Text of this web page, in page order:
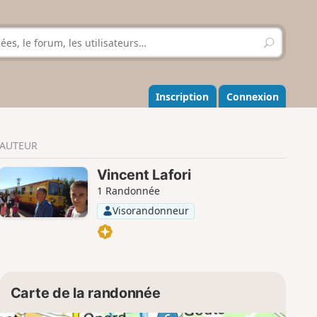
R
e
h
e
r
r
Inscription Connexion
AUTEUR
Vincent Lafori
1 Randonnée
Visorandonneur
Carte de la randonnée